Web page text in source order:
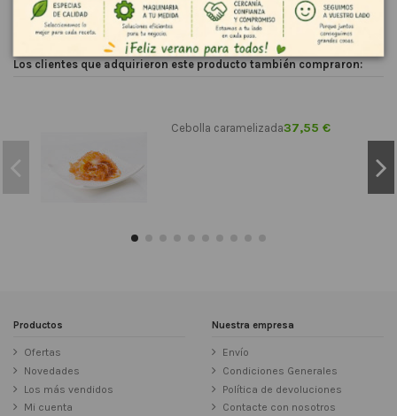
Los clientes que adquirieron este producto también compraron:
Cebolla caramelizada37,55 €
Productos
Ofertas
Novedades
Los más vendidos
Mi cuenta
Nuestra empresa
Envío
Condiciones Generales
Política de devoluciones
Contacte con nosotros